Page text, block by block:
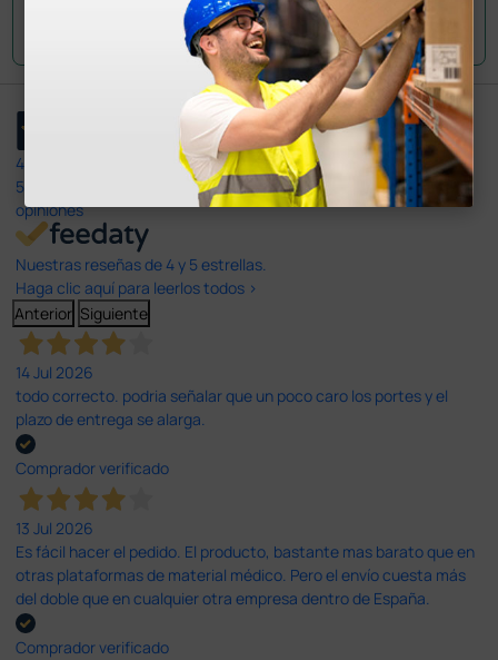
Envía tu pregunta
4,4
597
opiniones
Nuestras reseñas de 4 y 5 estrellas.
Haga clic aquí para leerlos todos >
Anterior Siguiente
14 Jul 2026
todo correcto. podria señalar que un poco caro los portes y el
plazo de entrega se alarga.
Comprador verificado
13 Jul 2026
Es fácil hacer el pedido. El producto, bastante mas barato que en
otras plataformas de material médico. Pero el envío cuesta más
del doble que en cualquier otra empresa dentro de España.
Comprador verificado